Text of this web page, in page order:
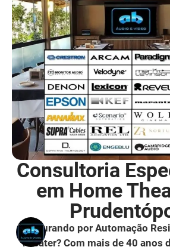
Consultoria
em Home
Procurando por Automação
Theater? Com mais de 40 anos